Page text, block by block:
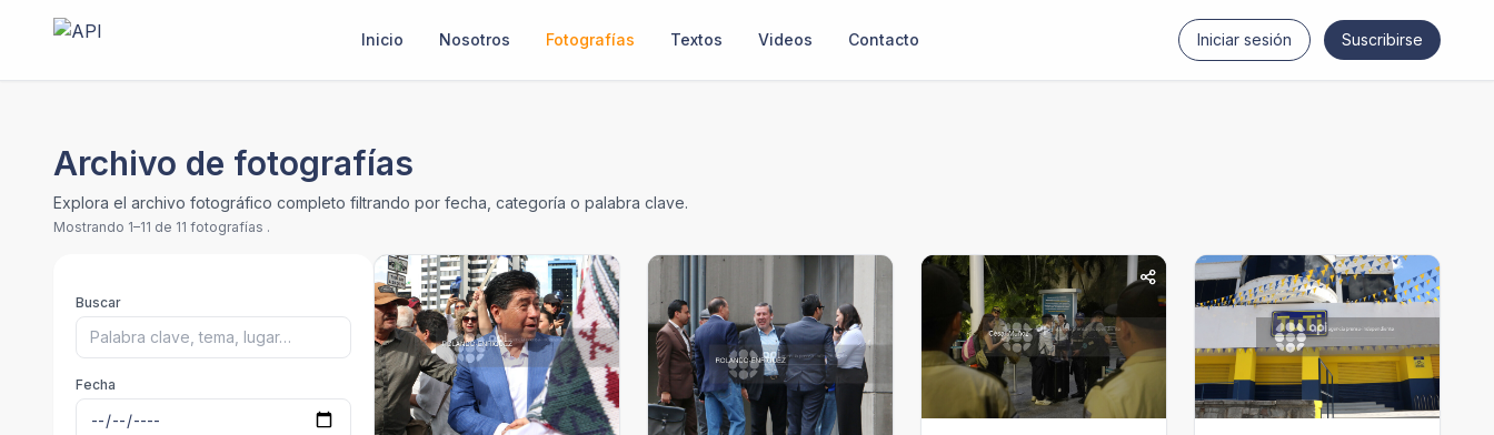
Inicio Nosotros Fotografías Textos Videos Contacto Iniciar sesión Suscribirse
Archivo de fotografías
Explora el archivo fotográfico completo filtrando por fecha, categoría o palabra clave.
Mostrando 1–11 de 11 fotografías .
Buscar
Fecha